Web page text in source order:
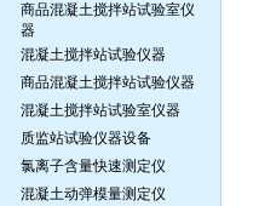
商品混凝土搅拌站试验室仪
器
混凝土搅拌站试验仪器
商品混凝土搅拌站试验仪器
混凝土搅拌站试验室仪器
质监站试验仪器设备
氯离子含量快速测定仪
混凝土动弹模量测定仪